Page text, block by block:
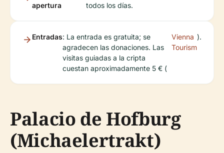
apertura
todos los días.
Entradas: La entrada es gratuita; se
agradecen las donaciones. Las
visitas guiadas a la cripta
cuestan aproximadamente 5 € (
Vienna
Tourism
).
Palacio de Hofburg
(Michaelertrakt)